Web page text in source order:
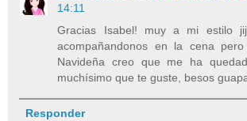
14:11
Gracias Isabel! muy a mi estilo
acompañandonos en la cena
Navideña creo que me ha
muchísimo que te guste, besos
Responder